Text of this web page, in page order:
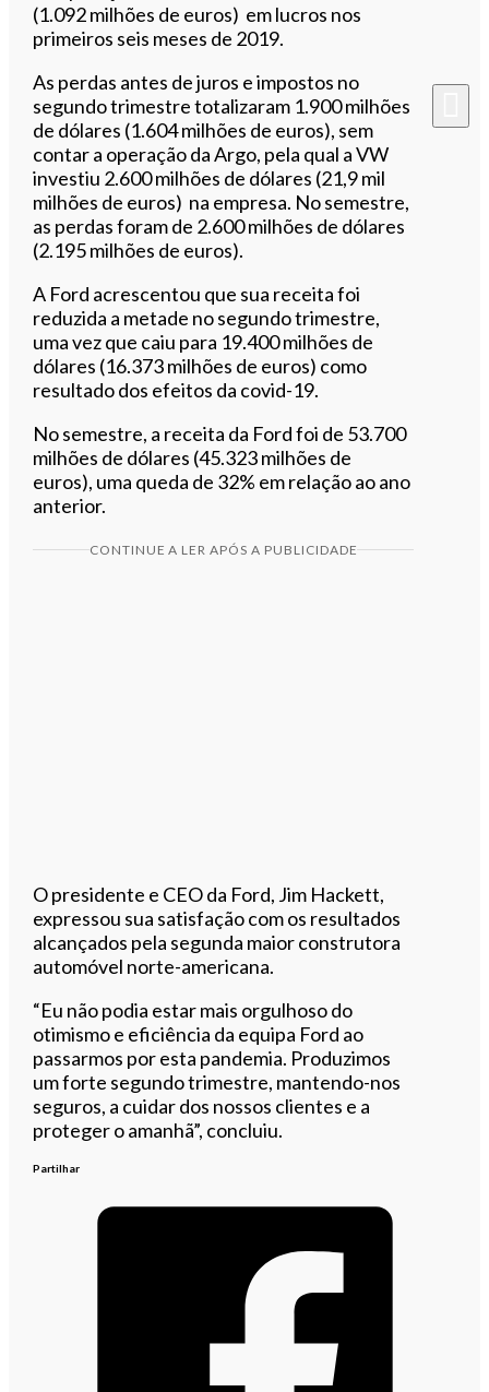
(1.092 milhões de euros) em lucros nos
primeiros seis meses de 2019.
As perdas antes de juros e impostos no
segundo trimestre totalizaram 1.900 milhões
de dólares (1.604 milhões de euros), sem
contar a operação da Argo, pela qual a VW
investiu 2.600 milhões de dólares (21,9 mil
milhões de euros) na empresa. No semestre,
as perdas foram de 2.600 milhões de dólares
(2.195 milhões de euros).
A Ford acrescentou que sua receita foi
reduzida a metade no segundo trimestre,
uma vez que caiu para 19.400 milhões de
dólares (16.373 milhões de euros) como
resultado dos efeitos da covid-19.
No semestre, a receita da Ford foi de 53.700
milhões de dólares (45.323 milhões de
euros), uma queda de 32% em relação ao ano
anterior.
CONTINUE A LER APÓS A PUBLICIDADE
O presidente e CEO da Ford, Jim Hackett,
expressou sua satisfação com os resultados
alcançados pela segunda maior construtora
automóvel norte-americana.
“Eu não podia estar mais orgulhoso do
otimismo e eficiência da equipa Ford ao
passarmos por esta pandemia. Produzimos
um forte segundo trimestre, mantendo-nos
seguros, a cuidar dos nossos clientes e a
proteger o amanhã”, concluiu.
Partilhar